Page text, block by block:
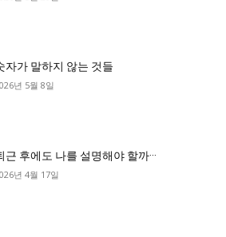
일반
자가 말하지 않는 것들
년 5월 8일
근 후에도 나를 설명해야 할까···
년 4월 17일